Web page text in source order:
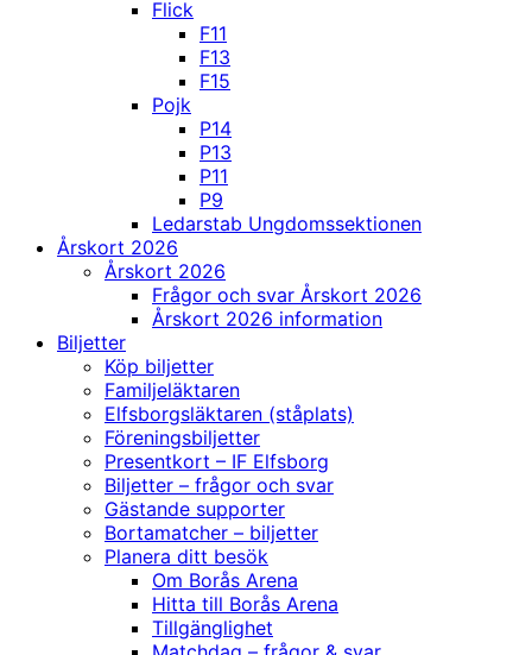
Flick
F11
F13
F15
Pojk
P14
P13
P11
P9
Ledarstab Ungdomssektionen
Årskort 2026
Årskort 2026
Frågor och svar Årskort 2026
Årskort 2026 information
Biljetter
Köp biljetter
Familjeläktaren
Elfsborgsläktaren (ståplats)
Föreningsbiljetter
Presentkort – IF Elfsborg
Biljetter – frågor och svar
Gästande supporter
Bortamatcher – biljetter
Planera ditt besök
Om Borås Arena
Hitta till Borås Arena
Tillgänglighet